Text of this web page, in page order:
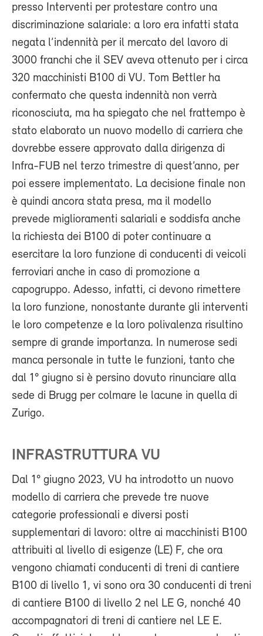
presso Interventi per protestare contro una
discriminazione salariale: a loro era infatti stata
negata l’indennità per il mercato del lavoro di
3000 franchi che il SEV aveva ottenuto per i circa
320 macchinisti B100 di VU. Tom Bettler ha
confermato che questa indennità non verrà
riconosciuta, ma ha spiegato che nel frattempo è
stato elaborato un nuovo modello di carriera che
dovrebbe essere approvato dalla dirigenza di
Infra-FUB nel terzo trimestre di quest’anno, per
poi essere implementato. La decisione finale non
è quindi ancora stata presa, ma il modello
prevede miglioramenti salariali e soddisfa anche
la richiesta dei B100 di poter continuare a
esercitare la loro funzione di conducenti di veicoli
ferroviari anche in caso di promozione a
capogruppo. Adesso, infatti, ci devono rimettere
la loro funzione, nonostante durante gli interventi
le loro competenze e la loro polivalenza risultino
sempre di grande importanza. In numerose sedi
manca personale in tutte le funzioni, tanto che
dal 1° giugno si è persino dovuto rinunciare alla
sede di Brugg per colmare le lacune in quella di
Zurigo.
INFRASTRUTTURA VU
Dal 1° giugno 2023, VU ha introdotto un nuovo
modello di carriera che prevede tre nuove
categorie professionali e diversi posti
supplementari di lavoro: oltre ai macchinisti B100
attribuiti al livello di esigenze (LE) F, che ora
vengono chiamati conducenti di treni di cantiere
B100 di livello 1, vi sono ora 30 conducenti di treni
di cantiere B100 di livello 2 nel LE G, nonché 40
accompagnatori di treni di cantiere nel LE E.